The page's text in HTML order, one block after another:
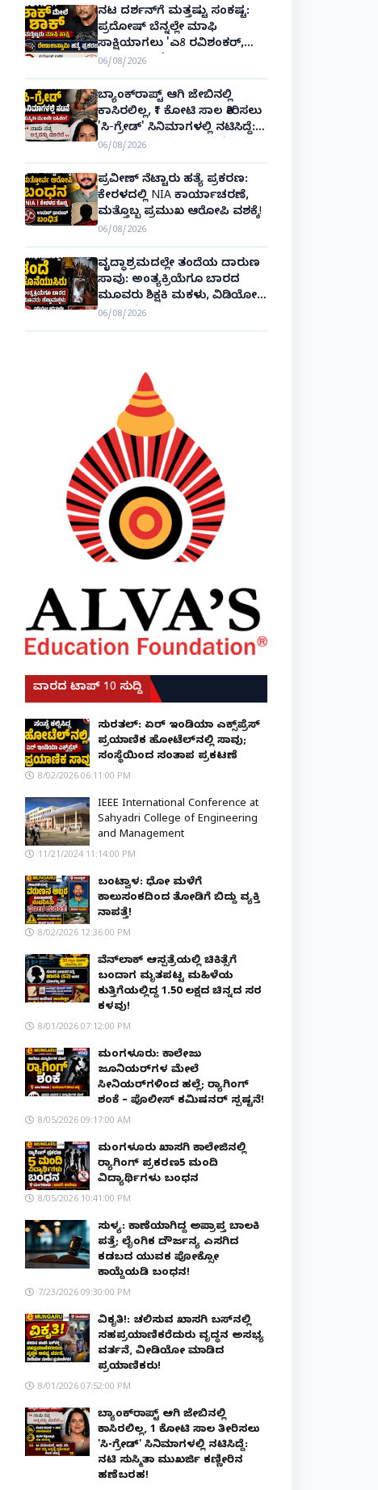
ನಟ ದರ್ಶನ್‌ಗೆ ಮತ್ತಷ್ಟು ಸಂಕಷ್ಟ:
ಪ್ರದೋಷ್ ಬೆನ್ನಲ್ಲೇ ಮಾಫಿ
ಸಾಕ್ಷಿಯಾಗಲು 'ಎ8 ರವಿಶಂಕರ್,
ಎ10 ವಿನಯ್' ಅರ್ಜಿ!
06/08/2026
ಬ್ಯಾಂಕ್‌ರಾಪ್ಟ್‌ ಆಗಿ ಜೇಬಿನಲ್ಲಿ
ಕಾಸಿರಲಿಲ್ಲ, ₹1 ಕೋಟಿ ಸಾಲ ತೀರಿಸಲು
'ಸಿ-ಗ್ರೇಡ್' ಸಿನಿಮಾಗಳಲ್ಲಿ ನಟಿಸಿದ್ದೆ:
ನಟಿ ಸುಸ್ಮಿತಾ ಮುಖರ್ಜಿ ಕಣ್ಣೀರಿನ
ಹಣೆಬರಹ!
06/08/2026
ಪ್ರವೀಣ್ ನೆಟ್ಟಾರು ಹತ್ಯೆ ಪ್ರಕರಣ:
ಕೇರಳದಲ್ಲಿ NIA ಕಾರ್ಯಾಚರಣೆ,
ಮತ್ತೊಬ್ಬ ಪ್ರಮುಖ ಆರೋಪಿ ವಶಕ್ಕೆ!
06/08/2026
ವೃದ್ಧಾಶ್ರಮದಲ್ಲೇ ತಂದೆಯ ದಾರುಣ
ಸಾವು: ಅಂತ್ಯಕ್ರಿಯೆಗೂ ಬಾರದ
ಮೂವರು ಶಿಕ್ಷಕಿ ಮಕಳು, ವಿಡಿಯೋ
ಕಾಲಿನಲ್ಲೇ ಅಂತಿಮ ದರ್ಶನ!
06/08/2026
ವಾರದ ಟಾಪ್ 10 ಸುದ್ದಿ
ಸುರತ್ಕಲ್: ಏರ್ ಇಂಡಿಯಾ ಎಕ್ಸ್‌ಪ್ರೆಸ್
ಪ್ರಯಾಣಿಕ ಹೋಟೆಲ್‌ನಲ್ಲಿ ಸಾವು;
ಸಂಸ್ಥೆಯಿಂದ ಸಂತಾಪ ಪ್ರಕಟಣೆ
8/02/2026 06:11:00 PM
IEEE International Conference at
Sahyadri College of Engineering
and Management
11/21/2024 11:14:00 PM
ಬಂಟ್ವಾಳ: ಧೋ ಮಳೆಗೆ
ಕಾಲುಸಂಕದಿಂದ ತೋಡಿಗೆ ಬಿದ್ದು ವ್ಯಕ್ತಿ
ನಾಪತ್ತೆ!
8/02/2026 12:36:00 PM
ವೆನ್‌ಲಾಕ್ ಆಸ್ಪತ್ರೆಯಲ್ಲಿ ಚಿಕಿತ್ಸೆಗೆ
ಬಂದಾಗ ಮೃತಪಟ್ಟ ಮಹಿಳೆಯ
ಕುತ್ತಿಗೆಯಲ್ಲಿದ್ದ ₹1.50 ಲಕ್ಷದ ಚಿನ್ನದ ಸರ
ಕಳವು!
8/01/2026 07:12:00 PM
ಮಂಗಳೂರು: ಕಾಲೇಜು
ಜೂನಿಯರ್‌ಗಳ ಮೇಲೆ
ಸೀನಿಯರ್‌ಗಳಿಂದ ಹಲ್ಲೆ; ರ‌್ಯಾಗಿಂಗ್
ಶಂಕೆ – ಪೊಲೀಸ್ ಕಮಿಷನರ್ ಸ್ಪಷ್ಟನೆ!
8/05/2026 09:17:00 AM
ಮಂಗಳೂರು ಖಾಸಗಿ ಕಾಲೇಜಿನಲ್ಲಿ
ರ‌್ಯಾಗಿಂಗ್ ಪ್ರಕರಣ5 ಮಂದಿ
ವಿದ್ಯಾರ್ಥಿಗಳು ಬಂಧನ
8/05/2026 10:41:00 PM
ಸುಳ್ಯ: ಕಾಣೆಯಾಗಿದ್ದ ಅಪ್ರಾಪ್ತ ಬಾಲಕಿ
ಪತ್ತೆ; ಲೈಂಗಿಕ ದೌರ್ಜನ್ಯ ಎಸಗಿದ
ಕಡಬದ ಯುವಕ ಪೋಕ್ಸೋ
ಕಾಯ್ದೆಯಡಿ ಬಂಧನ!
7/23/2026 09:30:00 PM
ವಿಕೃತಿ!: ಚಲಿಸುವ ಖಾಸಗಿ ಬಸ್‌ನಲ್ಲಿ
ಸಹಪ್ರಯಾಣಿಕರೆದುರು ವೃದ್ಧನ ಅಸಭ್ಯ
ವರ್ತನೆ, ವೀಡಿಯೋ ಮಾಡಿದ
ಪ್ರಯಾಣಿಕರು!
8/01/2026 07:52:00 PM
ಬ್ಯಾಂಕ್‌ರಾಪ್ಟ್‌ ಆಗಿ ಜೇಬಿನಲ್ಲಿ
ಕಾಸಿರಲಿಲ್ಲ, ₹1 ಕೋಟಿ ಸಾಲ ತೀರಿಸಲು
'ಸಿ-ಗ್ರೇಡ್' ಸಿನಿಮಾಗಳಲ್ಲಿ ನಟಿಸಿದ್ದೆ:
ನಟಿ ಸುಸ್ಮಿತಾ ಮುಖರ್ಜಿ ಕಣ್ಣೀರಿನ
ಹಣೆಬರಹ!